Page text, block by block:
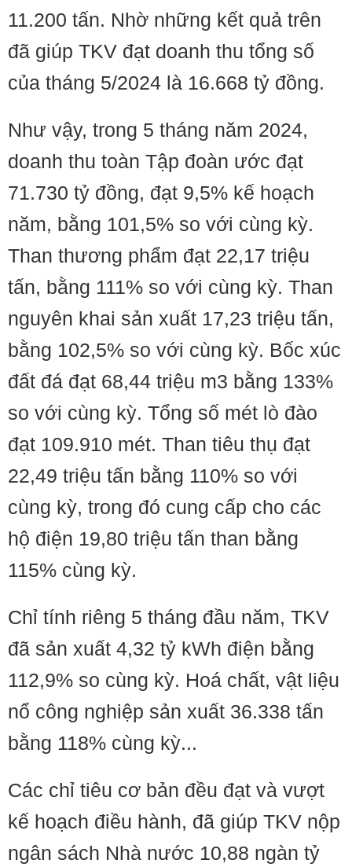
11.200 tấn. Nhờ những kết quả trên
đã giúp TKV đạt doanh thu tổng số
của tháng 5/2024 là 16.668 tỷ đồng.
Như vậy, trong 5 tháng năm 2024,
doanh thu toàn Tập đoàn ước đạt
71.730 tỷ đồng, đạt 9,5% kế hoạch
năm, bằng 101,5% so với cùng kỳ.
Than thương phẩm đạt 22,17 triệu
tấn, bằng 111% so với cùng kỳ. Than
nguyên khai sản xuất 17,23 triệu tấn,
bằng 102,5% so với cùng kỳ. Bốc xúc
đất đá đạt 68,44 triệu m3 bằng 133%
so với cùng kỳ. Tổng số mét lò đào
đạt 109.910 mét. Than tiêu thụ đạt
22,49 triệu tấn bằng 110% so với
cùng kỳ, trong đó cung cấp cho các
hộ điện 19,80 triệu tấn than bằng
115% cùng kỳ.
Chỉ tính riêng 5 tháng đầu năm, TKV
đã sản xuất 4,32 tỷ kWh điện bằng
112,9% so cùng kỳ. Hoá chất, vật liệu
nổ công nghiệp sản xuất 36.338 tấn
bằng 118% cùng kỳ...
Các chỉ tiêu cơ bản đều đạt và vượt
kế hoạch điều hành, đã giúp TKV nộp
ngân sách Nhà nước 10,88 ngàn tỷ